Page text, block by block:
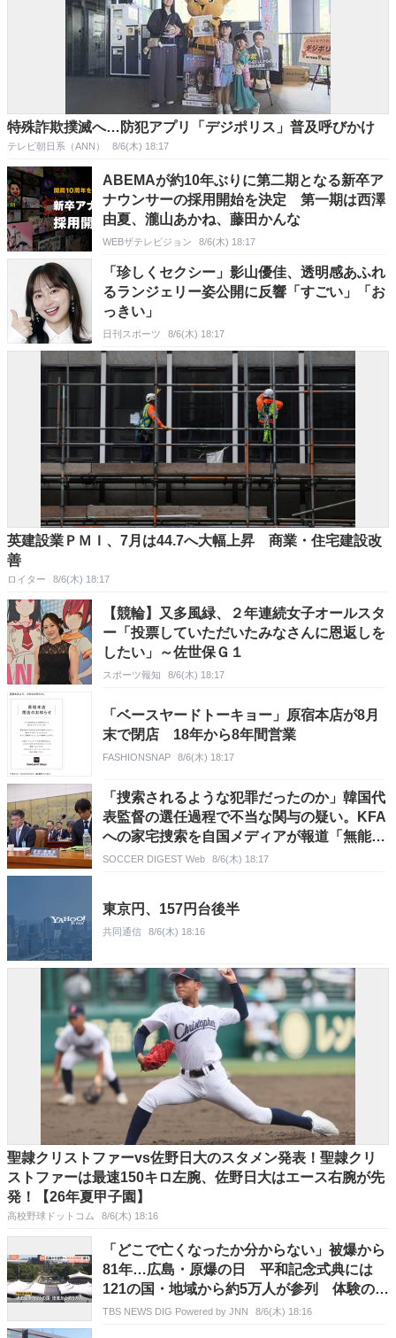
特殊詐欺撲滅へ…防犯アプリ「デジポリス」普及呼びかけ
テレビ朝日系（ANN） 8/6(木) 18:17
ABEMAが約10年ぶりに第二期となる新卒ア
ナウンサーの採用開始を決定 第一期は西澤
由夏、瀧山あかね、藤田かんな
WEBザテレビジョン 8/6(木) 18:17
「珍しくセクシー」影山優佳、透明感あふれ
るランジェリー姿公開に反響「すごい」「お
っきい」
日刊スポーツ 8/6(木) 18:17
英建設業ＰＭＩ、7月は44.7へ大幅上昇 商業・住宅建設改
善
ロイター 8/6(木) 18:17
【競輪】又多風緑、２年連続女子オールスタ
ー「投票していただいたみなさんに恩返しを
したい」～佐世保Ｇ１
スポーツ報知 8/6(木) 18:17
「ベースヤードトーキョー」原宿本店が8月
末で閉店 18年から8年間営業
FASHIONSNAP 8/6(木) 18:17
「捜索されるような犯罪だったのか」韓国代
表監督の選任過程で不当な関与の疑い。KFA
への家宅捜索を自国メディアが報道「無能な
組織というイメージを…」
SOCCER DIGEST Web 8/6(木) 18:17
東京円、157円台後半
共同通信 8/6(木) 18:16
聖隷クリストファーvs佐野日大のスタメン発表！聖隷クリ
ストファーは最速150キロ左腕、佐野日大はエース右腕が先
発！【26年夏甲子園】
高校野球ドットコム 8/6(木) 18:16
「どこで亡くなったか分からない」被爆から
81年…広島・原爆の日 平和記念式典には
121の国・地域から約5万人が参列 体験の継
承に課題
TBS NEWS DIG Powered by JNN 8/6(木) 18:16